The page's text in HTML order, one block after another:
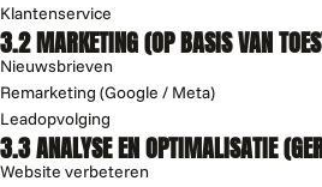
Klantenservice
3.2 MARKETING (OP BASIS VAN
Nieuwsbrieven
Remarketing (Google / Meta)
Leadopvolging
3.3 ANALYSE EN OPTIMALISATIE
Website verbeteren